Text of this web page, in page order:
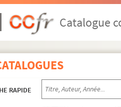
Catalogue
RAPIDE